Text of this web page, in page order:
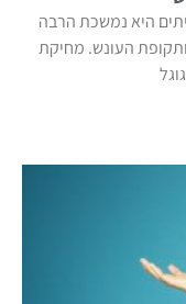
היא נמשכת הרבה
העונש. מחיקת